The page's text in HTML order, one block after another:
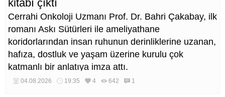
kitabı çıktı
Cerrahi Onkoloji Uzmanı Prof. Dr. Bahri Çakabay, ilk
romanı Askı Sütürleri ile ameliyathane
koridorlarından insan ruhunun derinliklerine uzanan,
hafıza, dostluk ve yaşam üzerine kurulu çok
katmanlı bir anlatıya imza attı.
04.08.2026 19:35 4 642 1